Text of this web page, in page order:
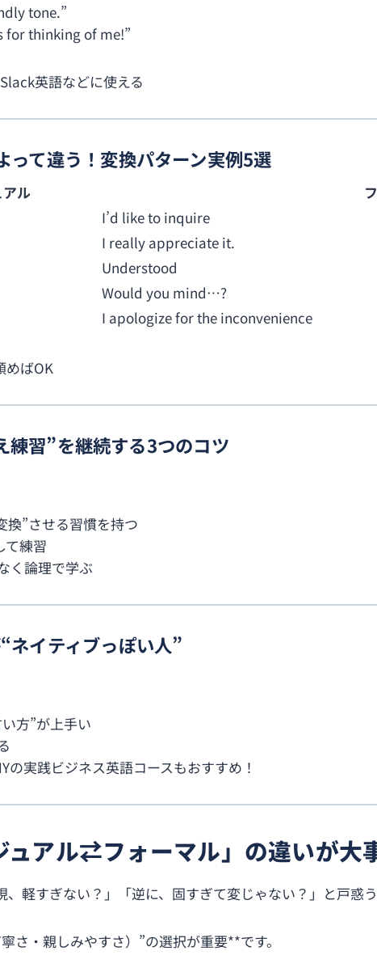
tone.”
for thinking of me!”
英語などに使える
って違う！変換パターン実例5選
アル
I’d like to inquire
I really appreciate it.
Understood
Would you mind…?
I apologize for the inconvenience
めばOK
練習”を継続する3つのコツ
換”させる習慣を持つ
練習
く論理で学ぶ
ネイティブっぽい人”
方”が上手い
の実践ビジネス英語コースもおすすめ！
ュアル⇄フォーマル」の違いが大
軽すぎない？」「逆に、固すぎて変じゃない？」と戸惑
さ・親しみやすさ）”の選択が重要**です。